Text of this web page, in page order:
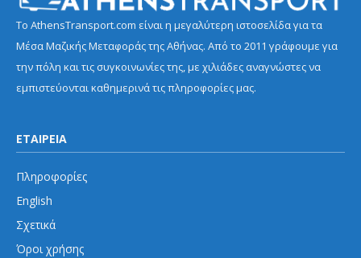
Το AthensTransport.com είναι η μεγαλύτερη ιστοσελίδα για τα
Μέσα Μαζικής Μεταφοράς της Αθήνας. Από το 2011 γράφουμε για
την πόλη και τις συγκοινωνίες της, με χιλιάδες αναγνώστες να
εμπιστεύονται καθημερινά τις πληροφορίες μας.
ΕΤΑΙΡΕΙΑ
Πληροφορίες
English
Σχετικά
Όροι χρήσης